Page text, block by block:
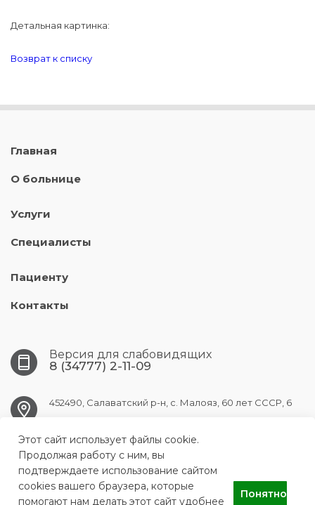
Детальная картинка:
Возврат к списку
Главная
О больнице
Услуги
Специалисты
Пациенту
Контакты
Версия для слабовидящих
8 (34777) 2-11-09
452490, Салаватский р-н, с. Малояз, 60 лет СССР, 6
maloyaz.crb@doctorrb.ru
ГБУЗ РБ Малоязовская центральная районная больница
Этот сайт использует файлы cookie.
Продолжая работу с ним, вы
подтверждаете использование сайтом
cookies вашего браузера, которые
помогают нам делать этот сайт удобнее
Понятно